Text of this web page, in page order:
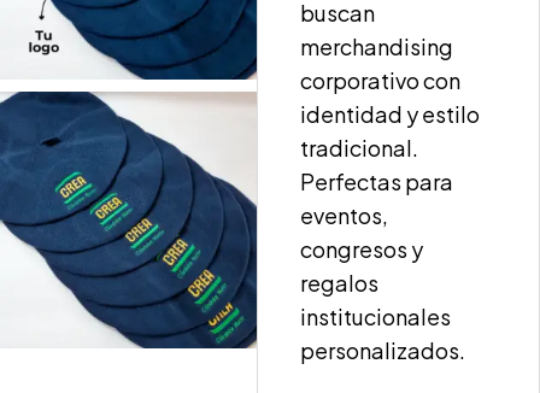
buscan
merchandising
corporativo con
identidad y estilo
tradicional.
Perfectas para
eventos,
congresos y
regalos
institucionales
personalizados.